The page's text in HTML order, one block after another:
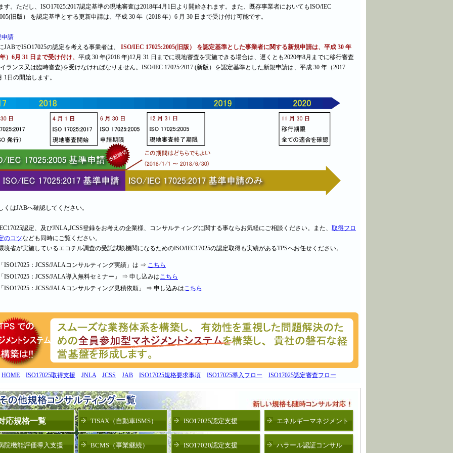
す。ただし、ISO17025:2017認定基準の現地審査は2018年4月1日より開始されます。また、既存事業者においてもISO/IEC
旧版） を認定基準とする更新申請は、平成 30 年（2018 年）6 月 30 日まで受け付け可能です。
請
でISO17025の認定を考える事業者は、
ISO/IEC 17025:2005(旧版） を認定基準とした事業者に関する新規申請は、平成 30 年
）6月 31 日まで受け付け、 平成 30 年(2018 年)12月 31 日までに現地審査を実施できる場合は、遅くとも2020年8月までに移行審査
ランス又は臨時審査)を受けなければなりません。ISO/IEC 17025:2017 (新版）を認定基準とした新規申請は、平成 30 年（2017
1日の開始します。
はJABへ確認してください。
認定、及びJNLA,JCSS登録をお考えの企業様、コンサルティングに関する事ならお気軽にご相談ください。また、 取得フロ
のコツなども同時にご覧ください。
境省が実施しているエコチル調査の受託試験機関になるためのISO/IEC17025の認定取得も実績があるTPSへお任せください。
ISO17025：JCSS/JALAコンサルティング実績」 は ⇒ こちら
ISO17025：JCSS/JALA導入無料セミナー」 ⇒ 申し込みはこちら
ISO17025：JCSS/JALAコンサルティング見積依頼」 ⇒ 申し込みはこちら
HOME ISO17025取得支援 JNLA JCSS JAB ISO17025規格要求事項 ISO17025導入フロー ISO17025認定審査フロー
応規格一覧 TISAX（自動車ISMS） ISO17025認定支援 エネルギーマネジメント
院機能評価導入支援 BCMS（事業継続） ISO17020認定支援 ハラール認証コンサル